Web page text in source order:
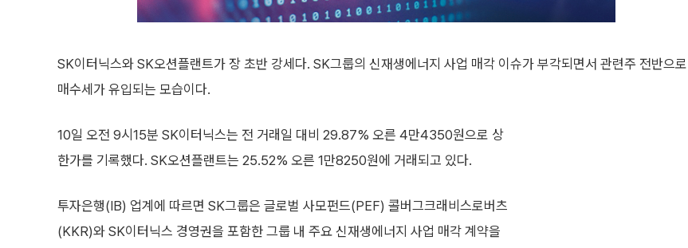
SK이터닉스와 SK오션플랜트가 장 초반 강세다. SK그룹의 신재생에너지 사업 매각 이슈가 부각되면서 관련주 전반으로
매수세가 유입되는 모습이다.
10일 오전 9시15분 SK이터닉스는 전 거래일 대비 29.87% 오른 4만4350원으로 상
한가를 기록했다. SK오션플랜트는 25.52% 오른 1만8250원에 거래되고 있다.
투자은행(IB) 업계에 따르면 SK그룹은 글로벌 사모펀드(PEF) 콜버그크래비스로버츠
(KKR)와 SK이터닉스 경영권을 포함한 그룹 내 주요 신재생에너지 사업 매각 계약을